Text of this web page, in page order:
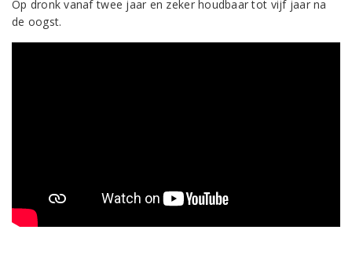
Op dronk vanaf twee jaar en zeker houdbaar tot vijf jaar na
de oogst.